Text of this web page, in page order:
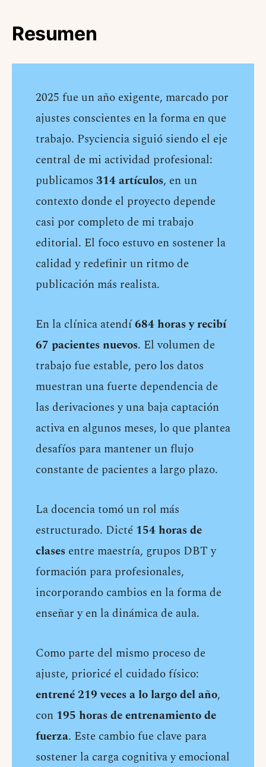
Resumen
2025 fue un año exigente, marcado por
ajustes conscientes en la forma en que
trabajo. Psyciencia siguió siendo el eje
central de mi actividad profesional:
publicamos 314 artículos, en un
contexto donde el proyecto depende
casi por completo de mi trabajo
editorial. El foco estuvo en sostener la
calidad y redefinir un ritmo de
publicación más realista.
En la clínica atendí684 horas y recibí
67 pacientes nuevos. El volumen de
trabajo fue estable, pero los datos
muestran una fuerte dependencia de
las derivaciones y una baja captación
activa en algunos meses, lo que plantea
desafíos para mantener un flujo
constante de pacientes a largo plazo.
La docencia tomó un rol más
estructurado. Dicté 154 horas de
clases entre maestría, grupos DBT y
formación para profesionales,
incorporando cambios en la forma de
enseñar y en la dinámica de aula.
Como parte del mismo proceso de
ajuste, prioricé el cuidado físico:
entrené 219 veces a lo largo del año,
con 195 horas de entrenamiento de
fuerza. Este cambio fue clave para
sostener la carga cognitiva y emocional